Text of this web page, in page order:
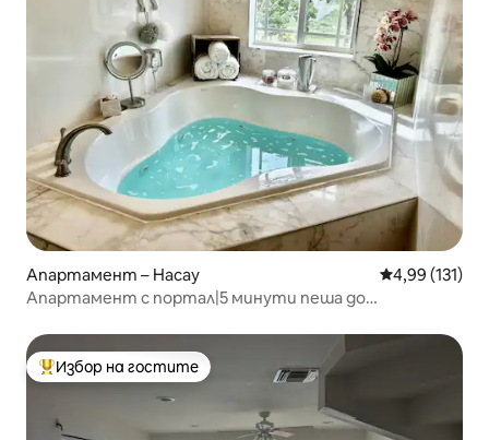
Апартамент – Насау Средна
4,99 (131)
Апартамент с портал|5 минути пеша до
Най-популярен избор на гостите
Избор на гостите